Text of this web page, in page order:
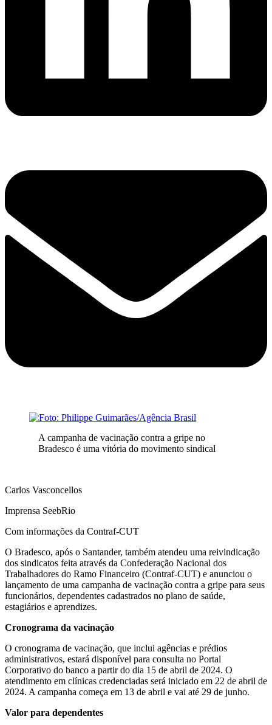
A campanha de vacinação contra a gripe no
Bradesco é uma vitória do movimento sindical
Carlos Vasconcellos
Imprensa SeebRio
Com informações da Contraf-CUT
O Bradesco, após o Santander, também atendeu uma reivindicação
dos sindicatos feita através da Confederação Nacional dos
Trabalhadores do Ramo Financeiro (Contraf-CUT) e anunciou o
lançamento de uma campanha de vacinação contra a gripe para seus
funcionários, dependentes cadastrados no plano de saúde,
estagiários e aprendizes.
Cronograma da vacinação
O cronograma de vacinação, que inclui agências e prédios
administrativos, estará disponível para consulta no Portal
Corporativo do banco a partir do dia 15 de abril de 2024. O
atendimento em clínicas credenciadas será iniciado em 22 de abril de
2024. A campanha começa em 13 de abril e vai até 29 de junho.
Valor para dependentes